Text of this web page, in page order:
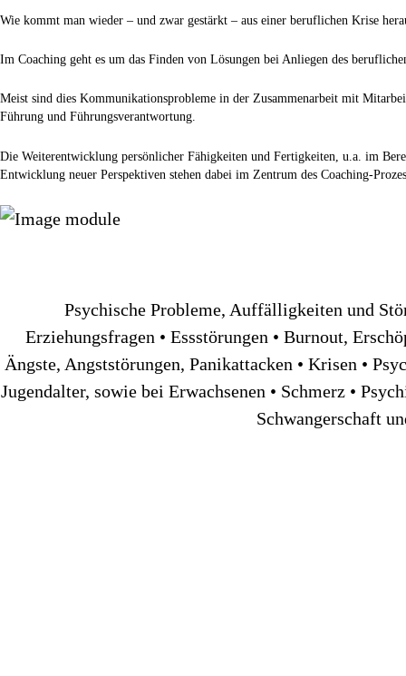
Wie kommt man wieder – und zwar gestärkt – aus einer beruflichen Krise
Im Coaching geht es um das Finden von Lösungen bei Anliegen des
Meist sind dies Kommunikationsprobleme in der Zusammenarbeit mit
Führung und Führungsverantwortung.
Die Weiterentwicklung persönlicher Fähigkeiten und Fertigkeiten, u.a. im
Entwicklung neuer Perspektiven stehen dabei im Zentrum des Coaching-
Psychische Probleme, Auffälligkeiten und
Erziehungsfragen • Essstörungen • Burnout,
Ängste, Angststörungen, Panikattacken • Krisen •
Jugendalter, sowie bei Erwachsenen • Schmerz •
Schwangerschaft